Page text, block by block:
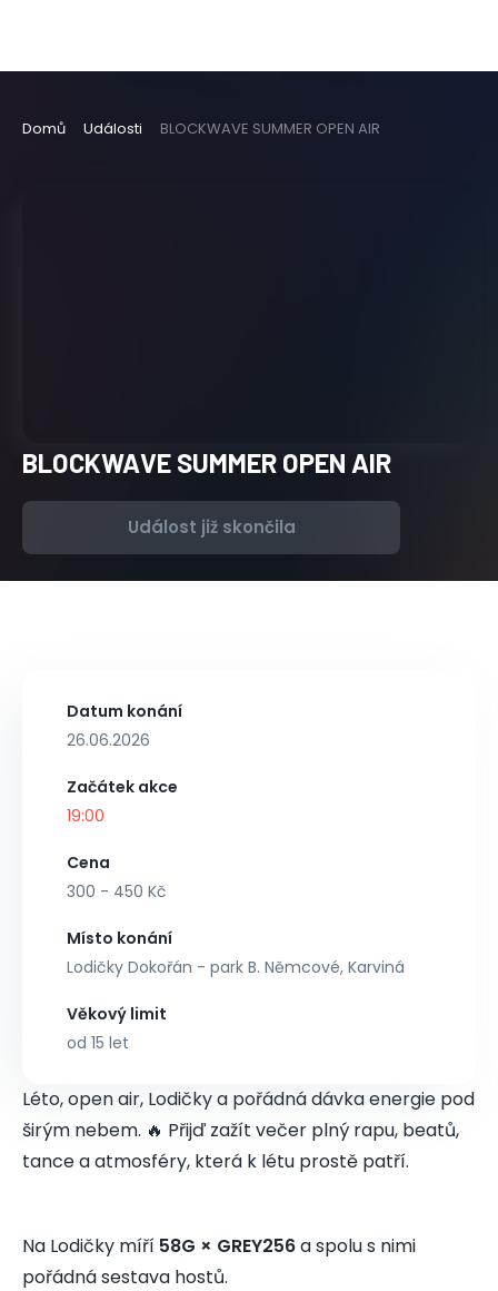
Domů Události BLOCKWAVE SUMMER OPEN AIR
BLOCKWAVE SUMMER OPEN AIR
Událost již skončila
Datum konání
26.06.2026
Začátek akce
19:00
Cena
300 - 450 Kč
Místo konání
Lodičky Dokořán - park B. Němcové, Karviná
Věkový limit
od 15 let
Léto, open air, Lodičky a pořádná dávka energie pod
širým nebem. 🔥 Přijď zažít večer plný rapu, beatů,
tance a atmosféry, která k létu prostě patří.
Na Lodičky míří 58G × GREY256a spolu s nimi
pořádná sestava hostů.